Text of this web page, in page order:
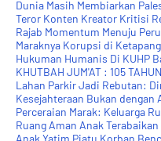
Dunia Masih Membiarkan
Teror Konten Kreator Kritisi
Rajab Momentum Menuju
Maraknya Korupsi di
Hukuman Humanis Di KUHP
KHUTBAH JUM'AT : 105
Lahan Parkir Jadi Rebutan:
Kesejahteraan Bukan dengan
Perceraian Marak: Keluarga
Ruang Aman Anak
Anak Yatim Piatu Korban